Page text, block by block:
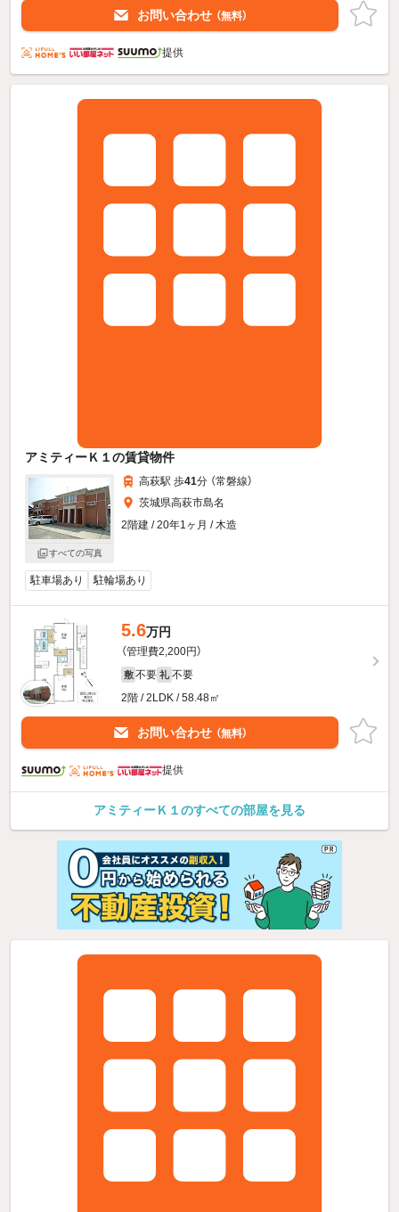
お問い合わせ （無料）
提供
アミティーＫ１の賃貸物件
すべての写真
高萩駅 歩41分 （常磐線）
茨城県高萩市島名
2階建 / 20年1ヶ月 / 木造
駐車場あり 駐輪場あり
5.6万円
（管理費2,200円）
敷 不要 礼 不要
2階 / 2LDK / 58.48㎡
お問い合わせ （無料）
提供
アミティーＫ１のすべての部屋を見る